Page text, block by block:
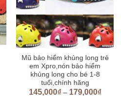
Mũ bảo hiểm khủng long trẻ
em Xpro,nón bảo hiểm
khủng long cho bé 1-8
tuổi,chính hãng
145,000₫– 179,000₫